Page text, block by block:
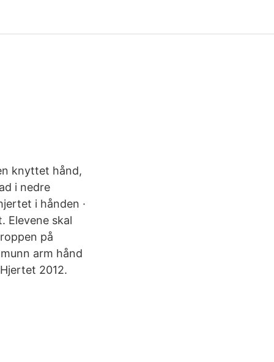
knyttet hånd,
i nedre
i hånden ·
Elevene skal
på
arm hånd
2012.